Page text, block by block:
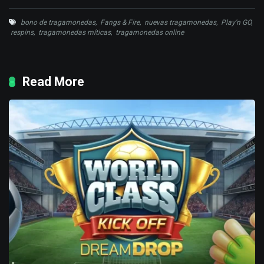
bono de tragamonedas, Fangs & Fire, nuevas tragamonedas, Play'n GO,
respins, tragamonedas míticas, tragamonedas online
Read More